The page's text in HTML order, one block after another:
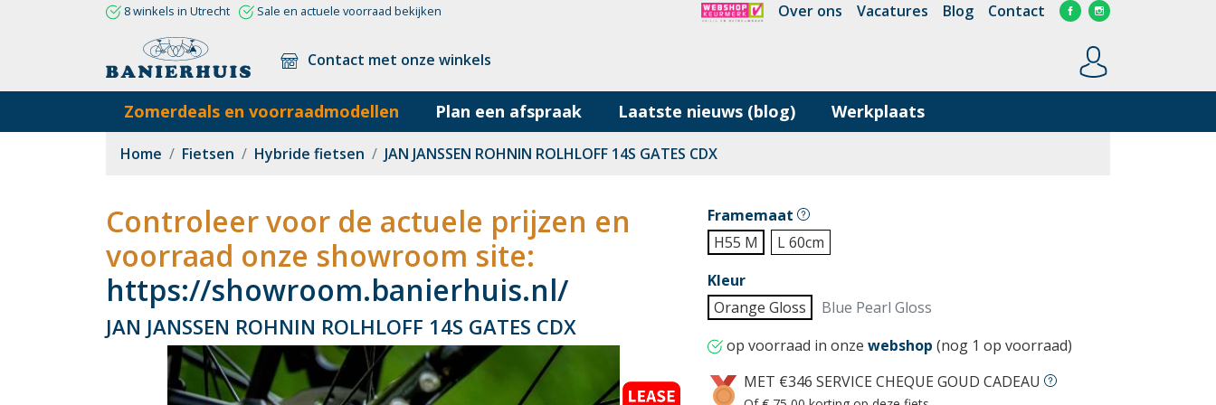
8 winkels in Utrecht Sale en actuele voorraad bekijken Over ons Vacatures Blog Contact
Contact met onze winkels
Zomerdeals en voorraadmodellen Plan een afspraak Laatste nieuws (blog) Werkplaats
Home Fietsen Hybride fietsen JAN JANSSEN ROHNIN ROLHLOFF 14S GATES CDX
Controleer voor de actuele prijzen en
voorraad onze showroom site:
https://showroom.banierhuis.nl/
JAN JANSSEN ROHNIN ROLHLOFF 14S GATES CDX
Framemaat
H55 M
L 60cm
Kleur
Orange Gloss
Blue Pearl Gloss
op voorraad in onze webshop (nog 1 op voorraad)
MET €346 SERVICE CHEQUE GOUD CADEAU